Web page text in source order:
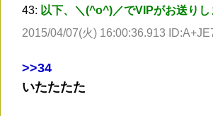
43: 以下、＼(^o^)／でVIPがお送りし
2015/04/07(火) 16:00:36.913
>>34
いたたたた